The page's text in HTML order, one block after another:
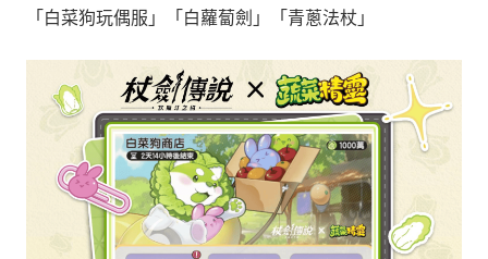
「白菜狗玩偶服」「白蘿蔔劍」「青蔥法杖」